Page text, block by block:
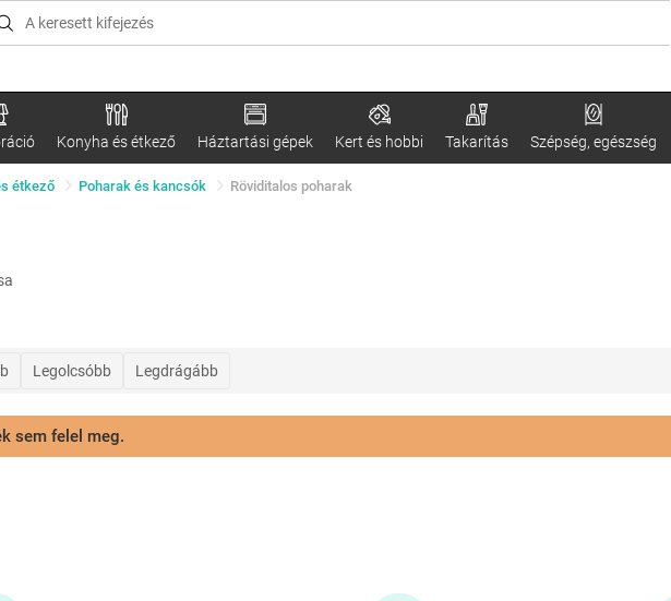
Konyha és étkező Háztartási gépek Kert és hobbi Takarítás Szépség, egészség
étkező Poharak és kancsók Röviditalos poharak
Legolcsóbb Legdrágább
sem felel meg.